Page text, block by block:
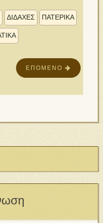
ΔΙΔΑΧΕΣ ΠΑΤΕΡΙΚΑ
ΕΠΌΜΕΝΟ